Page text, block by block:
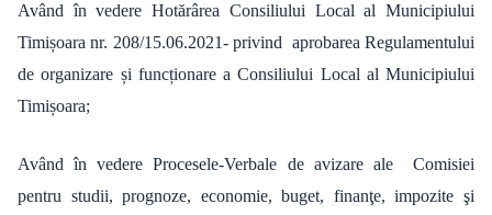
Având în vedere Hotărârea Consiliului Local al Municipiului
Timișoara nr. 208/15.06.2021- privind aprobarea Regulamentului
de organizare și funcționare a Consiliului Local al Municipiului
Timișoara;
Având în vedere Procesele-Verbale de avizare ale Comisiei
pentru studii, prognoze, economie, buget, finanţe, impozite şi